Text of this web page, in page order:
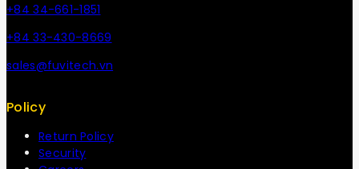
+84 34-661-1851
+84 33-430-8669
sales@fuvitech.vn
Policy
Return Policy
Security